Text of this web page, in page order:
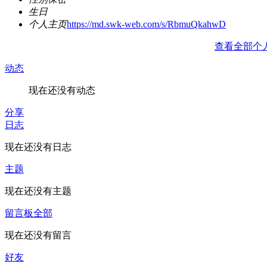
生日
个人主页https://md.swk-web.com/s/RbmuQkahwD
查看全部个
动态
现在还没有动态
分享
日志
现在还没有日志
主题
现在还没有主题
留言板全部
现在还没有留言
好友